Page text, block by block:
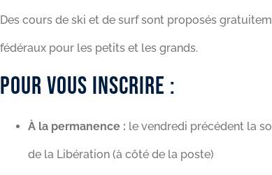
Des cours de ski et de surf sont proposés
fédéraux pour les petits et les grands.
Pour vous inscrire :
À la permanence : le vendredi précédent la
de la Libération (à côté de la poste)